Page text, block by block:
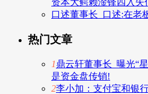
资本大鳄赖淦锋四入失
口述董事长_口述:在老
热门文章
1鼎云轩董事长_曝光“
是资金盘传销!
2李小加：支付宝和银